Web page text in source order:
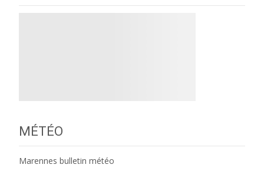
MÉTÉO
Marennes bulletin météo